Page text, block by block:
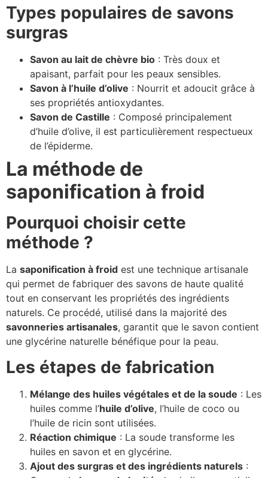
Types populaires de savons
surgras
Savon au lait de chèvre bio : Très doux et
apaisant, parfait pour les peaux sensibles.
Savon à l’huile d’olive : Nourrit et adoucit grâce à
ses propriétés antioxydantes.
Savon de Castille : Composé principalement
d’huile d’olive, il est particulièrement respectueux
de l’épiderme.
La méthode de
saponification à froid
Pourquoi choisir cette
méthode ?
La saponification à froid est une technique artisanale
qui permet de fabriquer des savons de haute qualité
tout en conservant les propriétés des ingrédients
naturels. Ce procédé, utilisé dans la majorité des
savonneries artisanales, garantit que le savon contient
une glycérine naturelle bénéfique pour la peau.
Les étapes de fabrication
Mélange des huiles végétales et de la soude : Les
huiles comme l’huile d’olive, l’huile de coco ou
l’huile de ricin sont utilisées.
Réaction chimique : La soude transforme les
huiles en savon et en glycérine.
Ajout des surgras et des ingrédients naturels :